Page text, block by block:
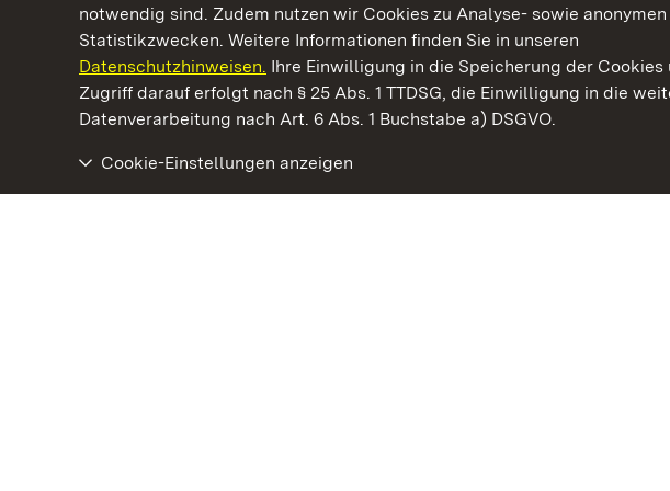
notwendig sind. Zudem nutzen wir Cookies zu Analyse- sowie anonymen
Statistikzwecken. Weitere Informationen finden Sie in unseren
Datenschutzhinweisen. Ihre Einwilligung in die Speicherung der Cookies
Zugriff darauf erfolgt nach § 25 Abs. 1 TTDSG, die Einwilligung in die
Datenverarbeitung nach Art. 6 Abs. 1 Buchstabe a) DSGVO.
Cookie-Einstellungen anzeigen
Kommen. Staunen. Genießen.